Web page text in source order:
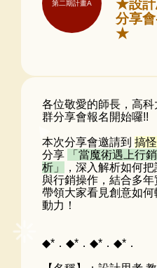
第二期計畫A
★設計
分享
★
各位敬愛的師長，高
群分享會報名開始囉!!
本次分享會邀請到 搞
分享
「當魔術遇上行
析」
，深入解析如何
與行銷操作，結合多年
帶領大家看見創意如
動力！
◆*．◆*．◆*．◆*．